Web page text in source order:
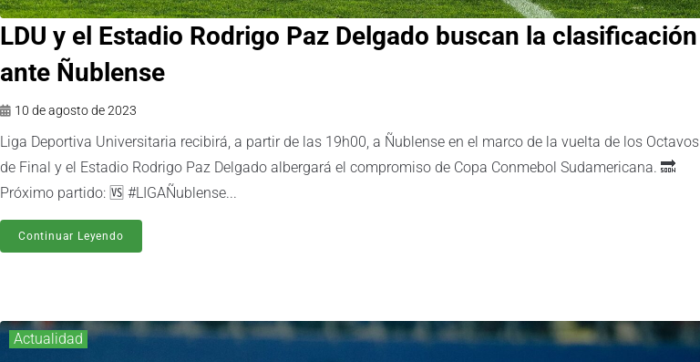
LDU y el Estadio Rodrigo Paz Delgado buscan la clasificación
ante Ñublense
10 de agosto de 2023
Liga Deportiva Universitaria recibirá, a partir de las 19h00, a Ñublense en el marco de la vuelta de los Octavos
de Final y el Estadio Rodrigo Paz Delgado albergará el compromiso de Copa Conmebol Sudamericana. 🔜
Próximo partido: 🆚 #LIGAÑublense...
Continuar Leyendo
Actualidad